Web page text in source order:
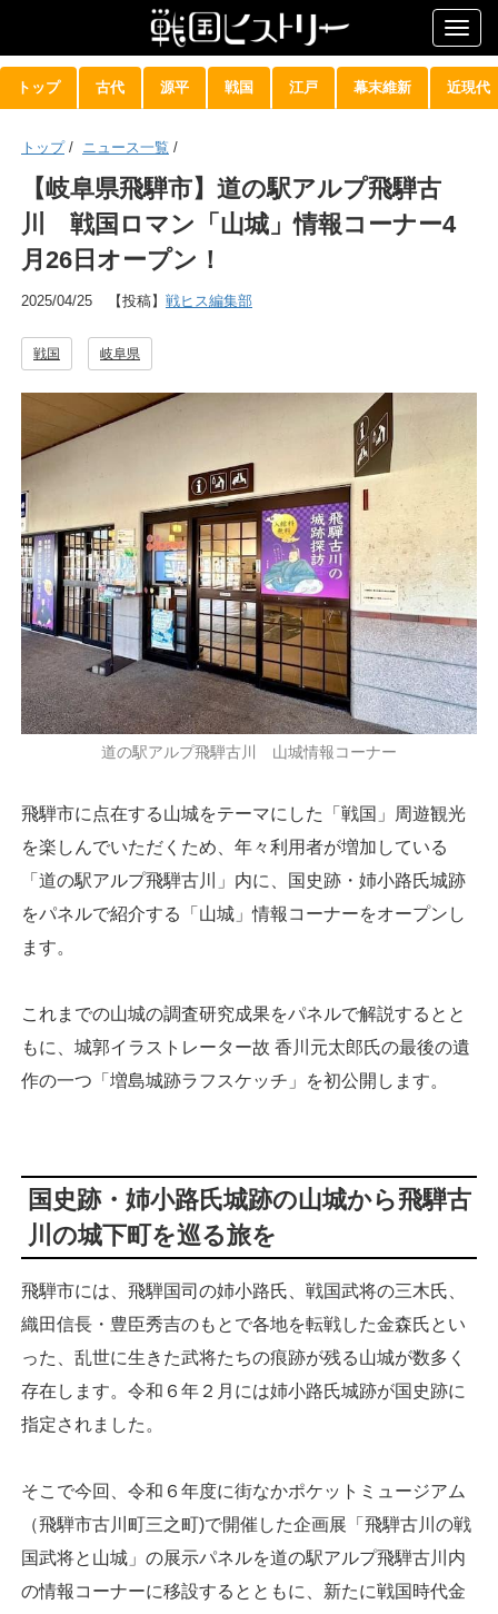
トップ 古代 源平 戦国 江戸 幕末維新 近現代
トップ / ニュース一覧 /
【岐阜県飛騨市】道の駅アルプ飛騨古
川 戦国ロマン「山城」情報コーナー4
月26日オープン！
2025/04/25 【投稿】 戦ヒス編集部
戦国 岐阜県
道の駅アルプ飛騨古川 山城情報コーナー
飛騨市に点在する山城をテーマにした「戦国」周遊観光
を楽しんでいただくため、年々利用者が増加している
「道の駅アルプ飛騨古川」内に、国史跡・姉小路氏城跡
をパネルで紹介する「山城」情報コーナーをオープンし
ます。
これまでの山城の調査研究成果をパネルで解説するとと
もに、城郭イラストレーター故 香川元太郎氏の最後の遺
作の一つ「増島城跡ラフスケッチ」を初公開します。
国史跡・姉小路氏城跡の山城から飛騨古
川の城下町を巡る旅を
飛騨市には、飛騨国司の姉小路氏、戦国武将の三木氏、
織田信長・豊臣秀吉のもとで各地を転戦した金森氏とい
った、乱世に生きた武将たちの痕跡が残る山城が数多く
存在します。令和６年２月には姉小路氏城跡が国史跡に
指定されました。
そこで今回、令和６年度に街なかポケットミュージアム
（飛騨市古川町三之町)で開催した企画展「飛騨古川の戦
国武将と山城」の展示パネルを道の駅アルプ飛騨古川内
の情報コーナーに移設するとともに、新たに戦国時代金